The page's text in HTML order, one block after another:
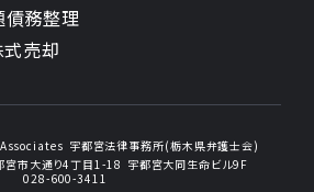
債務整理
売却
宇都宮法律事務所(栃木県弁護士会)
宮市大通り4丁目1-18 宇都宮大同生命ビル9F
028-600-3411